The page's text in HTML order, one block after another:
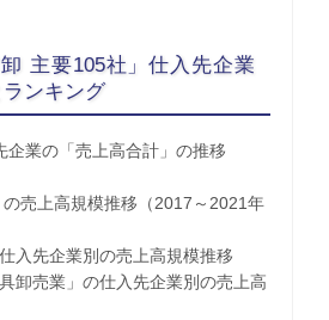
主要105社」仕入先企業
ンキング
業の「売上高合計」の推移
売上高規模推移（2017～2021年
先企業別の売上高規模推移
売業」の仕入先企業別の売上高